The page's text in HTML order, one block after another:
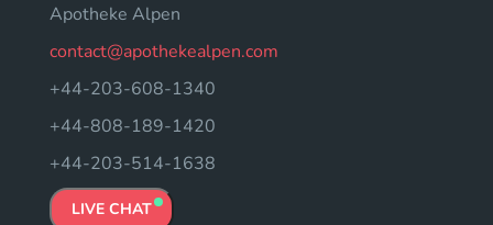
Apotheke Alpen
contact@apothekealpen.com
+44-203-608-1340
+44-808-189-1420
+44-203-514-1638
LIVE CHAT